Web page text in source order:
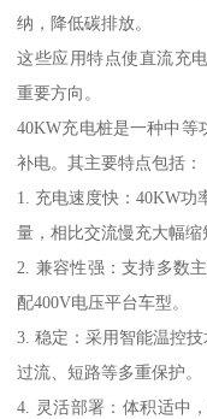
纳，降低碳排放。
这些应用特点使直流充
重要方向。
40KW充电桩是一种中等
补电。其主要特点包括：
1. 充电速度快：40KW功
量，相比交流慢充大幅缩
2. 兼容性强：支持多数
配400V电压平台车型。
3. 稳定：采用智能温控
过流、短路等多重保护。
4. 灵活部署：体积适中